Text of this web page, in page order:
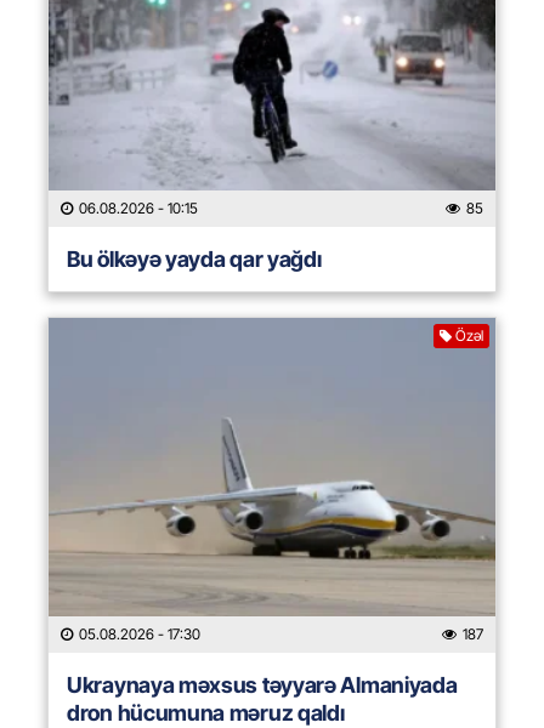
06.08.2026 - 10:15 85
Bu ölkəyə yayda qar yağdı
Özəl
05.08.2026 - 17:30 187
Ukraynaya məxsus təyyarə Almaniyada
dron hücumuna məruz qaldı